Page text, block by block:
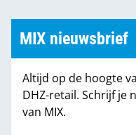
Marktcijfers
Partners
MIX nieuwsbrief
Altijd op de hoogte
DHZ-retail. Schrijf je
van MIX.